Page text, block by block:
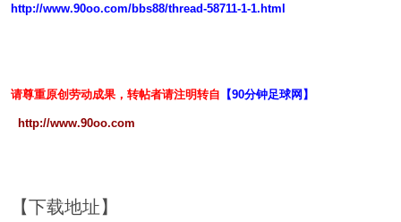
http://www.90oo.com/bbs88/thread-58711-1-1.html
请尊重原创劳动成果，转帖者请注明转自 【90分钟足球网】
http://www.90oo.com
【下载地址】